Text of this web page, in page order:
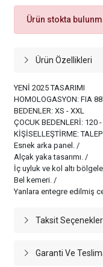
Ürün stokta
Ürün Özellikleri
YENİ 2025 TASARIMI
HOMOLOGASYON: FIA
BEDENLER: XS - XXL
ÇOCUK BEDENLERİ: 120
KİŞİSELLEŞTİRME:
Esnek arka panel. /
Alçak yaka tasarımı. /
İç uyluk ve kol altı
Bel kemeri. /
Yanlara entegre edilmiş
Taksit
Garanti Ve